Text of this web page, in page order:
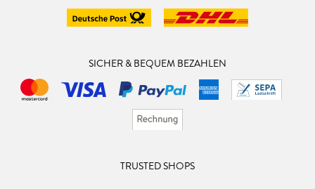
SICHER & BEQUEM BEZAHLEN
TRUSTED SHOPS